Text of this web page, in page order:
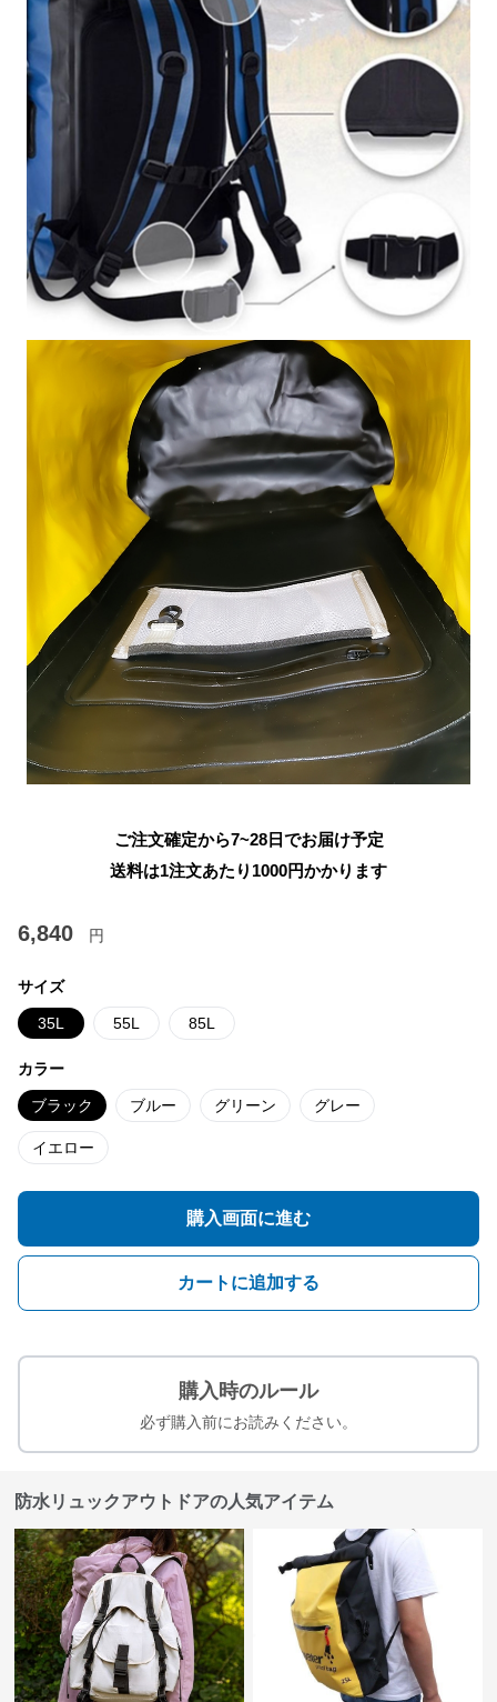
ご注文確定から7~28日でお届け予定
送料は1注文あたり 1000円かかります
6,840 円
サイズ
35L 55L 85L
カラー
ブラック ブルー グリーン グレー
イエロー
購入画面に進む
カートに追加する
購入時のルール
必ず購入前にお読みください。
防水リュックアウトドアの人気アイテム